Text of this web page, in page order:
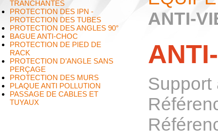
TRANCHANTES
PROTECTION DES IPN -
PROTECTION DES TUBES
PROTECTION DES ANGLES 90°
BAGUE ANTI-CHOC
PROTECTION DE PIED DE
RACK
PROTECTION D’ANGLE SANS
PERÇAGE
PROTECTION DES MURS
PLAQUE ANTI POLLUTION
PASSAGE DE CABLES ET
TUYAUX
ANTI-
Support